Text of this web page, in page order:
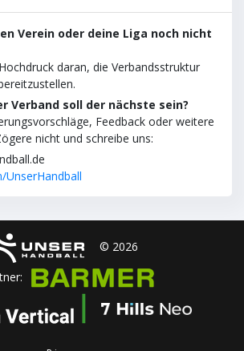
Verein oder deine Liga noch nicht
daran, die Verbandsstruktur
Verband soll der nächste sein?
Feedback oder weitere
nicht und schreibe uns:
UnserHandball
© 2026